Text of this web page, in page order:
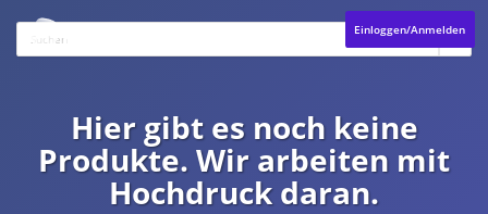
Einloggen/Anmelden
Hier gibt es noch keine
Produkte. Wir arbeiten mit
Hochdruck daran.